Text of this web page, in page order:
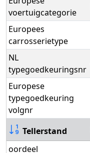
voertuigcategorie
Europees
carrosserietype
NL
typegoedkeuringsnr
Europese
typegoedkeuring
volgnr
Tellerstand
oordeel